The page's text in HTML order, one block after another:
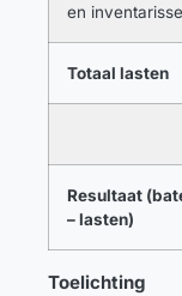
en
Totaal lasten
Resultaat
– lasten)
Toelichting